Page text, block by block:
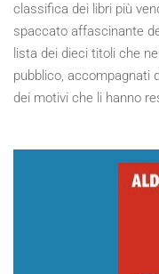
classifica dei libri più
spaccato affascinante
lista dei dieci titoli che
pubblico, accompagnati
dei motivi che li hanno